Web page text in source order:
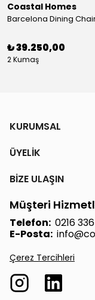
Coastal Homes
Barcelona Dining
₺ 39.250,00
2 Kumaş
KURUMSAL
ÜYELİK
BİZE ULAŞIN
Müşteri
Telefon: 0216
E-Posta:
Çerez Tercihleri